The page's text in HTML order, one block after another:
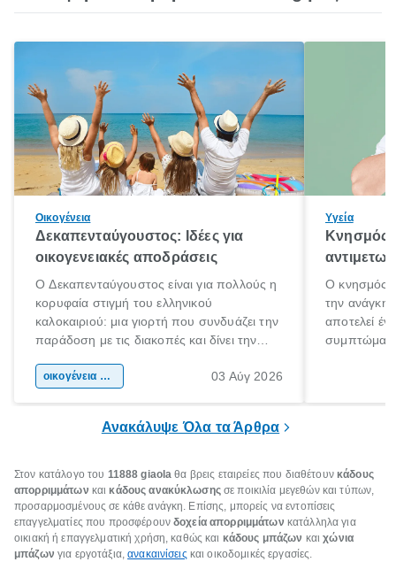
Οικογένεια
Δεκαπενταύγουστος: Ιδέες για
οικογενειακές αποδράσεις
Ο Δεκαπενταύγουστος είναι για πολλούς η
κορυφαία στιγμή του ελληνικού
καλοκαιριού: μια γιορτή που συνδυάζει την
παράδοση με τις διακοπές και δίνει την
χώρας. Είτε πρόκειται για λίγες μέρες
οικογένεια & παιδί 03 Αύγ 2026
Υγεία
Κνησμός:
Ο κνησμός
την ανάγκη
αποτελεί
Ανακάλυψε Όλα τα Άρθρα
Στον κατάλογο του 11888 giaola θα βρεις εταιρείες που διαθέτουν κάδους
απορριμμάτων και κάδους ανακύκλωσηςσε ποικιλία μεγεθών και τύπων,
προσαρμοσμένους σε κάθε ανάγκη. Επίσης, μπορείς να εντοπίσεις
επαγγελματίες που προσφέρουνδοχεία απορριμμάτων κατάλληλα για
οικιακή ή επαγγελματική χρήση, καθώς και κάδους μπάζων καιχώνια
μπάζων για εργοτάξια,ανακαινίσεις και οικοδομικές εργασίες.